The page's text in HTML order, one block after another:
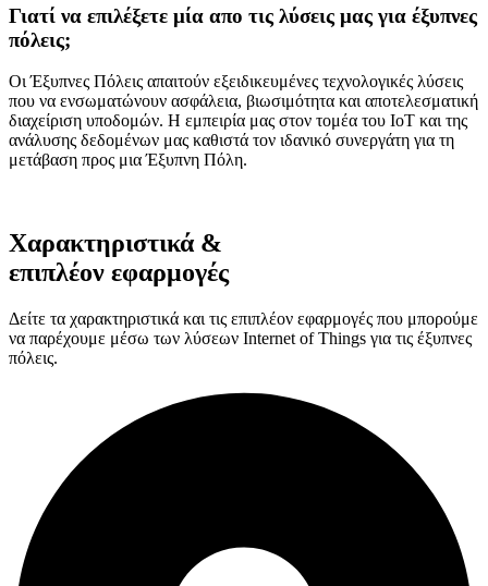
Γιατί να επιλέξετε μία απο τις λύσεις μας για έξυπνες
πόλεις;
Οι Έξυπνες Πόλεις απαιτούν εξειδικευμένες τεχνολογικές λύσεις
που να ενσωματώνουν ασφάλεια, βιωσιμότητα και αποτελεσματική
διαχείριση υποδομών. Η εμπειρία μας στον τομέα του IoT και της
ανάλυσης δεδομένων μας καθιστά τον ιδανικό συνεργάτη για τη
μετάβαση προς μια Έξυπνη Πόλη.
Χαρακτηριστικά &
επιπλέον εφαρμογές
Δείτε τα χαρακτηριστικά και τις επιπλέον εφαρμογές που μπορούμε
να παρέχουμε μέσω των λύσεων Internet of Things για τις έξυπνες
πόλεις.